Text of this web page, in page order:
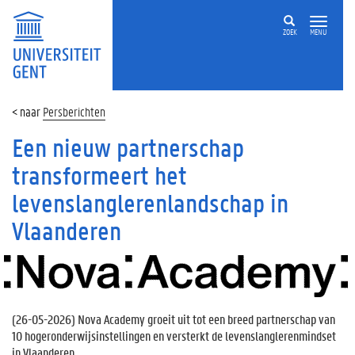
ZOEK MENU
Persberichten
Een nieuw partnerschap
transformeert het
levenslanglerenlandschap in
Vlaanderen
(26-05-2026) Nova Academy groeit uit tot een breed partnerschap van
10 hogeronderwijsinstellingen en versterkt de levenslanglerenmindset